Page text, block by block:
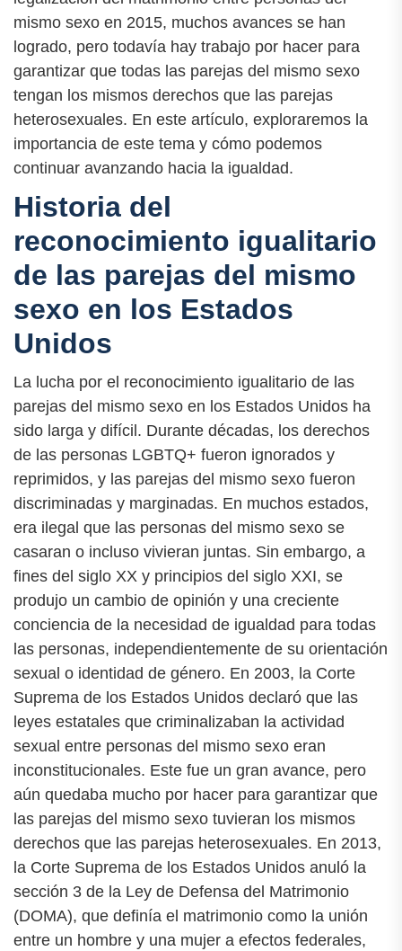
mismo sexo en 2015, muchos avances se han
logrado, pero todavía hay trabajo por hacer para
garantizar que todas las parejas del mismo sexo
tengan los mismos derechos que las parejas
heterosexuales. En este artículo, exploraremos la
importancia de este tema y cómo podemos
continuar avanzando hacia la igualdad.
Historia del
reconocimiento igualitario
de las parejas del mismo
sexo en los Estados
Unidos
La lucha por el reconocimiento igualitario de las
parejas del mismo sexo en los Estados Unidos ha
sido larga y difícil. Durante décadas, los derechos
de las personas LGBTQ+ fueron ignorados y
reprimidos, y las parejas del mismo sexo fueron
discriminadas y marginadas. En muchos estados,
era ilegal que las personas del mismo sexo se
casaran o incluso vivieran juntas. Sin embargo, a
fines del siglo XX y principios del siglo XXI, se
produjo un cambio de opinión y una creciente
conciencia de la necesidad de igualdad para todas
las personas, independientemente de su orientación
sexual o identidad de género. En 2003, la Corte
Suprema de los Estados Unidos declaró que las
leyes estatales que criminalizaban la actividad
sexual entre personas del mismo sexo eran
inconstitucionales. Este fue un gran avance, pero
aún quedaba mucho por hacer para garantizar que
las parejas del mismo sexo tuvieran los mismos
derechos que las parejas heterosexuales. En 2013,
la Corte Suprema de los Estados Unidos anuló la
sección 3 de la Ley de Defensa del Matrimonio
(DOMA), que definía el matrimonio como la unión
entre un hombre y una mujer a efectos federales,